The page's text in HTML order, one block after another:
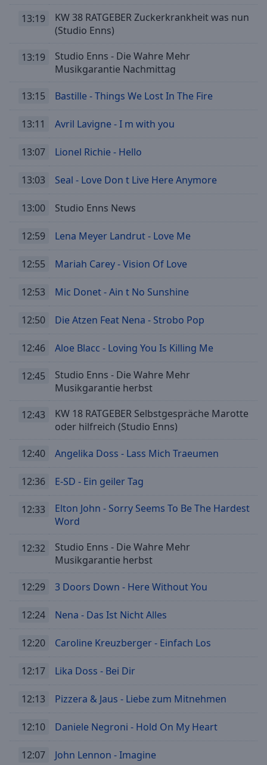
13:19
KW 38 RATGEBER Zuckerkrankheit was nun
(Studio Enns)
13:19
Studio Enns - Die Wahre Mehr
Musikgarantie Nachmittag
13:15 Bastille - Things We Lost In The Fire
13:11 Avril Lavigne - I m with you
13:07 Lionel Richie - Hello
13:03 Seal - Love Don t Live Here Anymore
13:00 Studio Enns News
12:59 Lena Meyer Landrut - Love Me
12:55 Mariah Carey - Vision Of Love
12:53 Mic Donet - Ain t No Sunshine
12:50 Die Atzen Feat Nena - Strobo Pop
12:46 Aloe Blacc - Loving You Is Killing Me
12:45
Studio Enns - Die Wahre Mehr
Musikgarantie herbst
12:43
KW 18 RATGEBER Selbstgespräche Marotte
oder hilfreich (Studio Enns)
12:40 Angelika Doss - Lass Mich Traeumen
12:36 E-SD - Ein geiler Tag
12:33
Elton John - Sorry Seems To Be The Hardest
Word
12:32
Studio Enns - Die Wahre Mehr
Musikgarantie herbst
12:29 3 Doors Down - Here Without You
12:24 Nena - Das Ist Nicht Alles
12:20 Caroline Kreuzberger - Einfach Los
12:17 Lika Doss - Bei Dir
12:13 Pizzera & Jaus - Liebe zum Mitnehmen
12:10 Daniele Negroni - Hold On My Heart
12:07 John Lennon - Imagine